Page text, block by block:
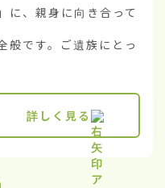
に、親身に向き合って
般です。ご遺族にとっ
詳しく見る